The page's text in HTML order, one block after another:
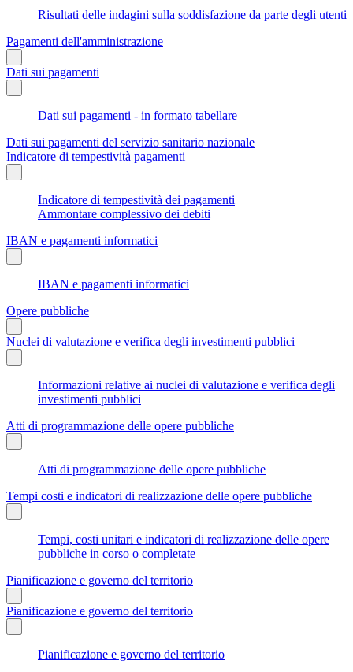
Risultati delle indagini sulla soddisfazione da parte degli utenti
Pagamenti dell'amministrazione
Dati sui pagamenti
Dati sui pagamenti - in formato tabellare
Dati sui pagamenti del servizio sanitario nazionale
Indicatore di tempestività pagamenti
Indicatore di tempestività dei pagamenti
Ammontare complessivo dei debiti
IBAN e pagamenti informatici
IBAN e pagamenti informatici
Opere pubbliche
Nuclei di valutazione e verifica degli investimenti pubblici
Informazioni relative ai nuclei di valutazione e verifica degli
investimenti pubblici
Atti di programmazione delle opere pubbliche
Atti di programmazione delle opere pubbliche
Tempi costi e indicatori di realizzazione delle opere pubbliche
Tempi, costi unitari e indicatori di realizzazione delle opere
pubbliche in corso o completate
Pianificazione e governo del territorio
Pianificazione e governo del territorio
Pianificazione e governo del territorio